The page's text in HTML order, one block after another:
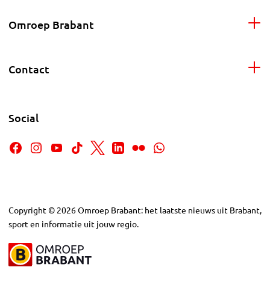
Omroep Brabant
Contact
Social
Copyright © 2026Omroep Brabant: het laatste nieuws uit Brabant,
sport en informatie uit jouw regio.